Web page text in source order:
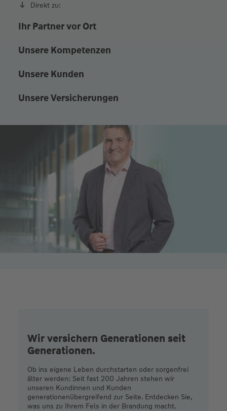
Direkt zu:
Ihr Partner vor Ort
Unsere Kompetenzen
Unsere Kunden
Unsere Versicherungen
Wir versichern Generationen seit
Generationen.
Ob ins eigene Leben durchstarten oder sorgenfrei
älter werden: Seit fast 200 Jahren stehen wir
unseren Kundinnen und Kunden
generationenübergreifend zur Seite. Entdecken Sie,
was uns zu Ihrem Fels in der Brandung macht.